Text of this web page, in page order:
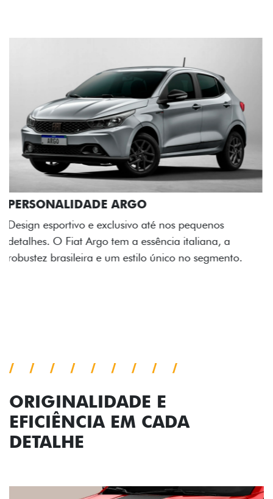
ORIGINALIDADE E
EFICIÊNCIA EM CADA
DETALHE